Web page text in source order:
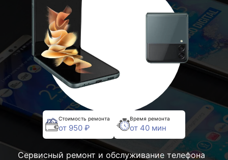
Стоимость ремонта
от 950 ₽
Время ремонта
от 40 мин
Сервисный ремонт и обслуживание телефона